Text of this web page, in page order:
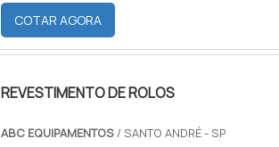
um produto resistente à umidade, ao
podem, sem qualquer tipo de
banheiros comer.
COTAR AGORA
REVESTIMENTO DE ROLOS
ABC EQUIPAMENTOS/ SANTO ANDRÉ - SP